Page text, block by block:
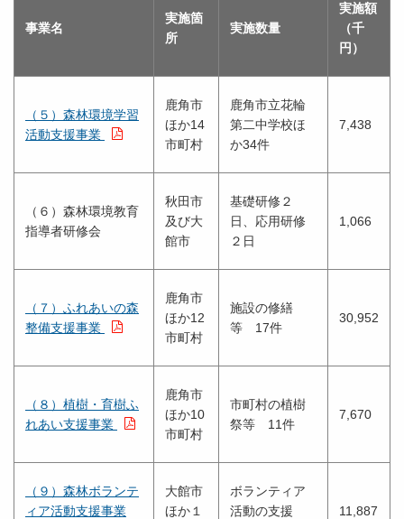
事業名
実施箇
所
実施数量
実施額
（千
円）
（５）森林環境学習
活動支援事業
鹿角市
ほか14
市町村
鹿角市立花輪
第二中学校ほ
か34件
7,438
（６）森林環境教育
指導者研修会
秋田市
及び大
館市
基礎研修２
日、応用研修
２日
1,066
（７）ふれあいの森
整備支援事業
鹿角市
ほか12
市町村
施設の修繕
等 17件
30,952
（８）植樹・育樹ふ
れあい支援事業
鹿角市
ほか10
市町村
市町村の植樹
祭等 11件
7,670
（９）森林ボランテ
ィア活動支援事業
大館市
ほか１
ボランティア
活動の支援
11,887